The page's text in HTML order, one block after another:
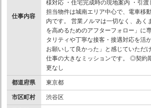
仕事内容
様対応 ・住宅完成時の現地案内 ・引
担当物件は城南エリア中心で、電車移
内です。 営業ノルマは一切なく、あく
を高めるためのアフターフォロー」に
タリティや丁寧な接客・接遇対応を活
お願いして良かった」と感じていただ
仕事の大きなミッションです。 ◎契約
更なし
都道府県 東京都
市区町村 渋谷区